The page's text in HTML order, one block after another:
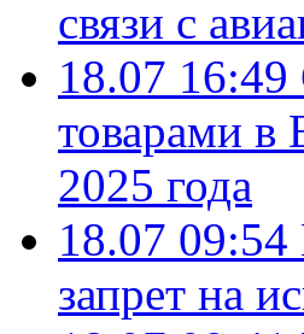
связи с
18.07 16:49
товарами
2025 года
18.07 09:54
запрет на